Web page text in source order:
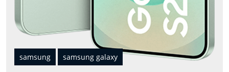
samsung samsung galaxy